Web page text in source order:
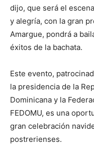
dijo, que será el
y alegría, con la gran
Amargue, pondrá a
éxitos de la bachata.
Este evento,
la presidencia de la
Dominicana y la
FEDOMU, es una
gran celebración
postrerienses.